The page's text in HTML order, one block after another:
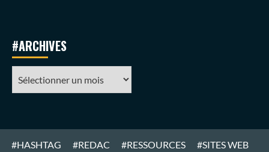
#ARCHIVES
#HASHTAG #REDAC #RESSOURCES #SITES WEB